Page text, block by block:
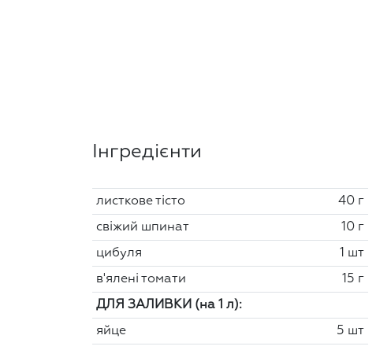
Інгредієнти
листкове тісто 40 г
свіжий шпинат 10 г
цибуля 1 шт
в'ялені томати 15 г
ДЛЯ ЗАЛИВКИ (на 1 л):
яйце 5 шт